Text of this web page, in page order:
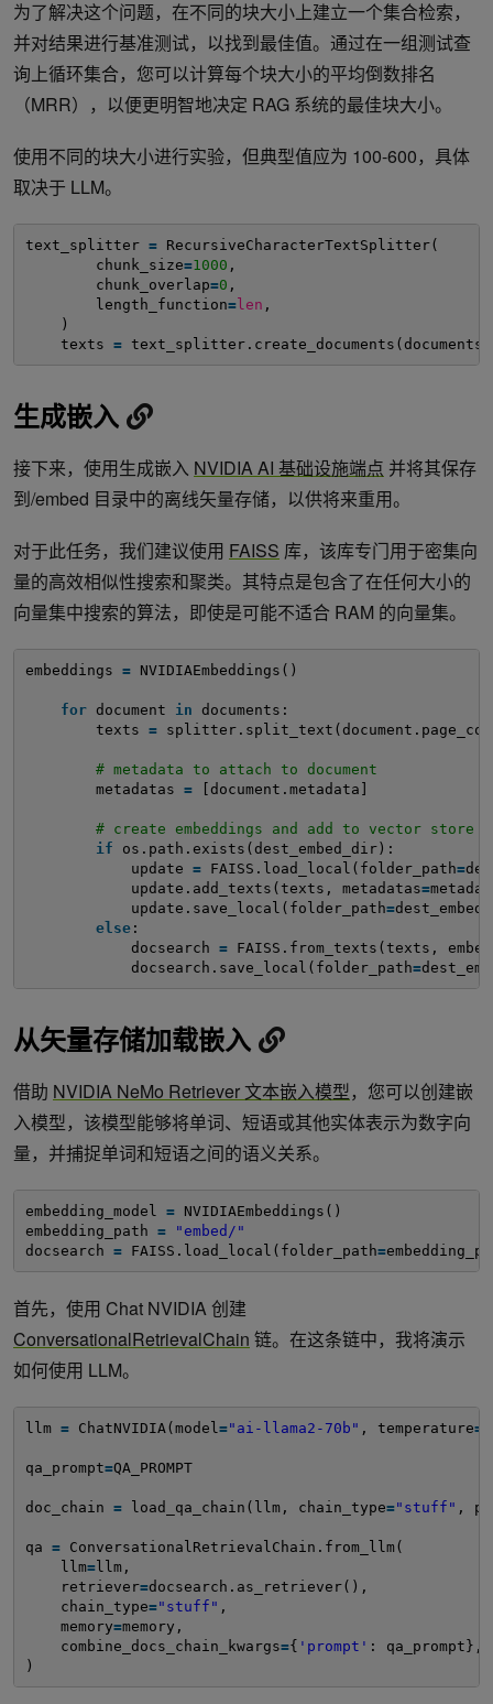
为了解决这个问题，在不同的块大小上建立一个集合检索，
并对结果进行基准测试，以找到最佳值。通过在一组测试查
询上循环集合，您可以计算每个块大小的平均倒数排名
（MRR），以便更明智地决定 RAG 系统的最佳块大小。
使用不同的块大小进行实验，但典型值应为 100-600，具体
取决于 LLM。
text_splitter =
RecursiveCharacterTextSplitter(
chunk_size=1000 ,
chunk_overlap=0 ,
length_function=len ,
)
texts = text_splitter.create_documents(documents)
生成嵌入
接下来，使用生成嵌入 NVIDIA AI 基础设施端点 并将其保存
到/embed 目录中的离线矢量存储，以供将来重用。
对于此任务，我们建议使用 FAISS 库，该库专门用于密集向
量的高效相似性搜索和聚类。其特点是包含了在任何大小的
向量集中搜索的算法，即使是可能不适合 RAM 的向量集。
embeddings = NVIDIAEmbeddings()
for document in
documents:
texts =
# metadata to attach to document
metadatas = [document.metadata]
# create embeddings and add to vector store
if
os.path.exists(dest_embed_dir):
update = FAISS.load_local(folder_path=
update.add_texts(texts, metadatas=
update.save_local(folder_path=
else:
docsearch =
FAISS.from_texts(texts,
docsearch.save_local(folder_path=
从矢量存储加载嵌入
借助 NVIDIA NeMo Retriever 文本嵌入模型，您可以创建嵌
入模型，该模型能够将单词、短语或其他实体表示为数字向
量，并捕捉单词和短语之间的语义关系。
embedding_model =
NVIDIAEmbeddings()
embedding_path =
"embed/"
docsearch = FAISS.load_local(folder_path=
首先，使用 Chat NVIDIA 创建
ConversationalRetrievalChain 链。在这条链中，我将演示
如何使用 LLM。
llm = ChatNVIDIA(model ="ai-llama2-70b" , temperature=
qa_prompt=QA_PROMPT
doc_chain = load_qa_chain(llm, chain_type="stuff" ,
qa =
ConversationalRetrievalChain.from_llm(
llm=llm,
retriever=docsearch.as_retriever(),
chain_type="stuff" ,
memory=memory,
combine_docs_chain_kwargs={ 'prompt' : qa_prompt},
)